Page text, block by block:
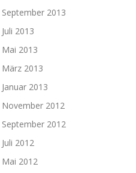
September 2013
Juli 2013
Mai 2013
März 2013
Januar 2013
November 2012
September 2012
Juli 2012
Mai 2012